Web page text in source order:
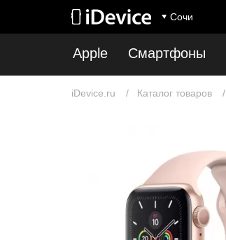
Сочи
Apple Смартфоны
iDevice.ru Каталог товаров